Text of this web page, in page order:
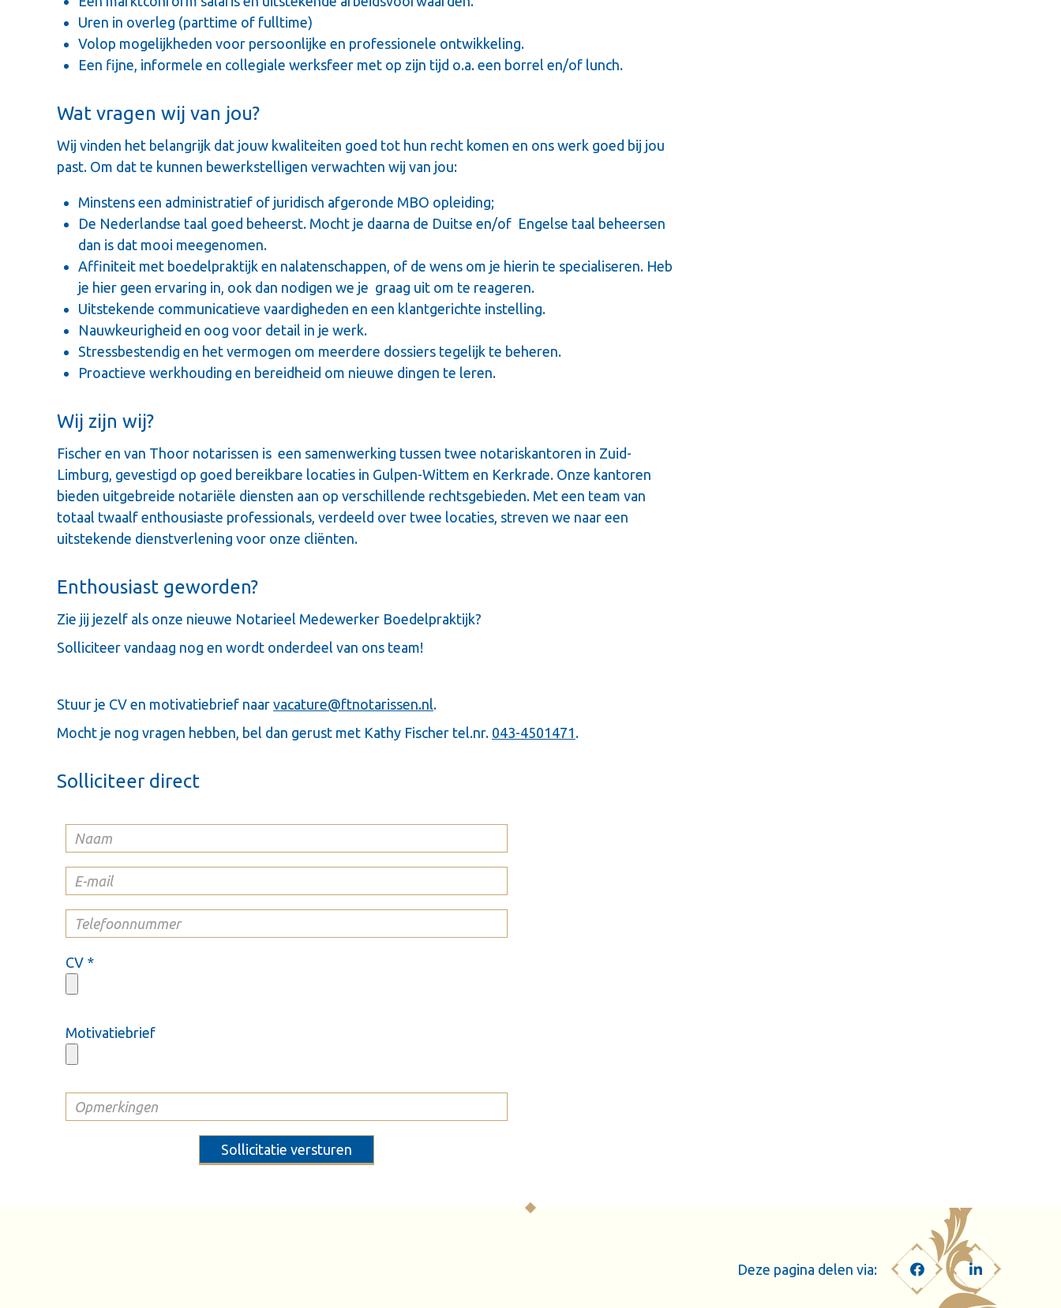
Uren in overleg (parttime of fulltime)
Volop mogelijkheden voor persoonlijke en professionele ontwikkeling.
Een fijne, informele en collegiale werksfeer met op zijn tijd o.a. een borrel en/of lunch.
Wat vragen wij van jou?
Wij vinden het belangrijk dat jouw kwaliteiten goed tot hun recht komen en ons werk goed bij jou
past. Om dat te kunnen bewerkstelligen verwachten wij van jou:
Minstens een administratief of juridisch afgeronde MBO opleiding;
De Nederlandse taal goed beheerst. Mocht je daarna de Duitse en/of Engelse taal beheersen
dan is dat mooi meegenomen.
Affiniteit met boedelpraktijk en nalatenschappen, of de wens om je hierin te specialiseren. Heb
je hier geen ervaring in, ook dan nodigen we je graag uit om te reageren.
Uitstekende communicatieve vaardigheden en een klantgerichte instelling.
Nauwkeurigheid en oog voor detail in je werk.
Stressbestendig en het vermogen om meerdere dossiers tegelijk te beheren.
Proactieve werkhouding en bereidheid om nieuwe dingen te leren.
Wij zijn wij?
Fischer en van Thoor notarissen is een samenwerking tussen twee notariskantoren in Zuid-
Limburg, gevestigd op goed bereikbare locaties in Gulpen-Wittem en Kerkrade. Onze kantoren
bieden uitgebreide notariële diensten aan op verschillende rechtsgebieden. Met een team van
totaal twaalf enthousiaste professionals, verdeeld over twee locaties, streven we naar een
uitstekende dienstverlening voor onze cliënten.
Enthousiast geworden?
Zie jij jezelf als onze nieuwe Notarieel Medewerker Boedelpraktijk?
Solliciteer vandaag nog en wordt onderdeel van ons team!
Stuur je CV en motivatiebrief naar vacature@ftnotarissen.nl.
Mocht je nog vragen hebben, bel dan gerust met Kathy Fischer tel.nr. 043-4501471 .
Solliciteer direct
CV
Motivatiebrief
Deze pagina delen via: